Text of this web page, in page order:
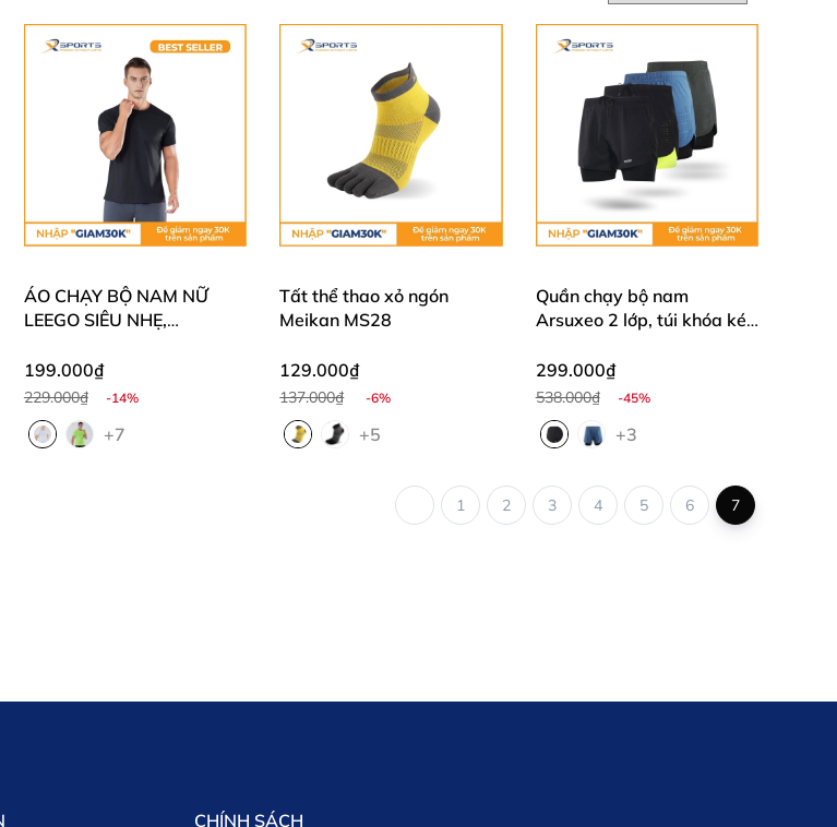
ÁO CHẠY BỘ NAM NỮ
LEEGO SIÊU NHẸ,
199.000₫
229.000₫ -14%
+7
Tất thể thao xỏ ngón
Meikan MS28
129.000₫
137.000₫ -6%
+5
Quần chạy bộ nam
Arsuxeo 2 lớp, túi khóa kéo
299.000₫
538.000₫ -45%
+3
1 2 3 4 5 6 7
CHÍNH SÁCH